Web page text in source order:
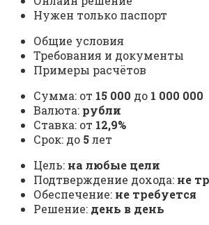
Нужен только паспорт
Общие условия
Требования и документы
Примеры расчётов
Сумма: от 15 000 до 1 000 000
Валюта: рубли
Ставка: от 12,9%
Срок: до 5лет
Цель: на любые цели
Подтверждение дохода: не
Обеспечение: не требуется
Решение: день в день